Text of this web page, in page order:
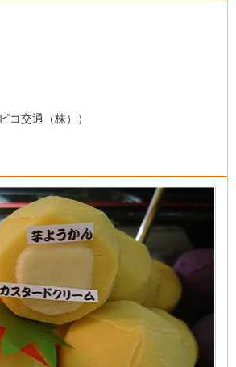
コ交通（株））